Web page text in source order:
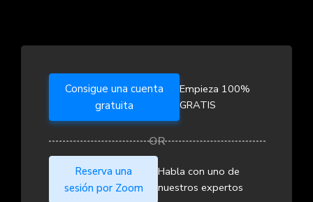
Consigue una cuenta
gratuita
Empieza 100%
GRATIS
Reserva una
sesión por Zoom
Habla con uno de
nuestros expertos